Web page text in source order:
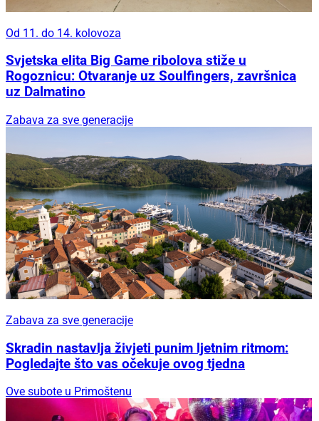
Od 11. do 14. kolovoza
Svjetska elita Big Game ribolova stiže u
Rogoznicu: Otvaranje uz Soulfingers, završnica
uz Dalmatino
Zabava za sve generacije
Zabava za sve generacije
Skradin nastavlja živjeti punim ljetnim ritmom:
Pogledajte što vas očekuje ovog tjedna
Ove subote u Primoštenu